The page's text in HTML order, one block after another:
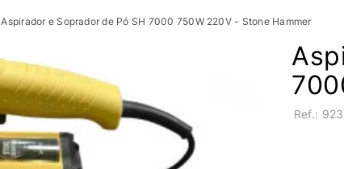
Aspirador e Soprador de Pó SH 7000 750W 220V - Stone Hammer
: